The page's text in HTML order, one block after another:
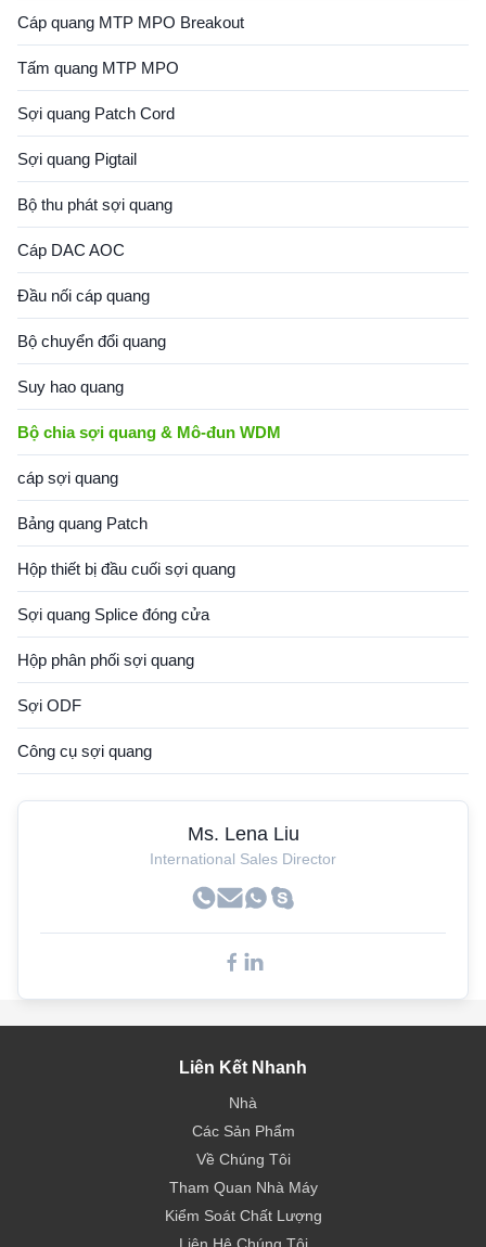
Cáp quang MTP MPO Breakout
Tấm quang MTP MPO
Sợi quang Patch Cord
Sợi quang Pigtail
Bộ thu phát sợi quang
Cáp DAC AOC
Đầu nối cáp quang
Bộ chuyển đổi quang
Suy hao quang
Bộ chia sợi quang & Mô-đun WDM
cáp sợi quang
Bảng quang Patch
Hộp thiết bị đầu cuối sợi quang
Sợi quang Splice đóng cửa
Hộp phân phối sợi quang
Sợi ODF
Công cụ sợi quang
Ms. Lena Liu
International Sales Director
Liên Kết Nhanh
Nhà
Các Sản Phẩm
Về Chúng Tôi
Tham Quan Nhà Máy
Kiểm Soát Chất Lượng